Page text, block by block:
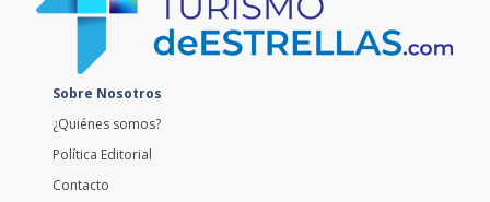
Sobre Nosotros
¿Quiénes somos?
Política Editorial
Contacto